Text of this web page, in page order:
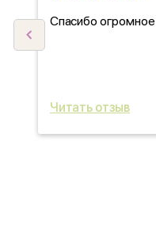
Спасибо огромное
Читать отзыв